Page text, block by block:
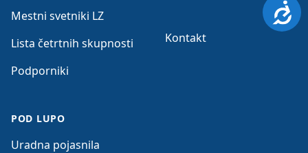
Mestni svetniki LZ
Lista četrtnih skupnosti
Podporniki
POD LUPO
Uradna pojasnila
Kontakt